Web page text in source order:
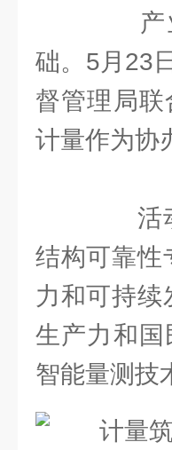
产业
础。5月23
督管理局
计量作为协
活动
结构可靠性
力和可持续
生产力和
智能量测技